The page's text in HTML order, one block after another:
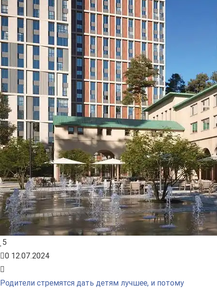
5
0 12.07.2024
Родители стремятся дать детям лучшее, и потому